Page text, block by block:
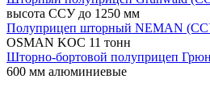
высота ССУ до 1250 мм
Полуприцеп шторный NEMAN
OSMAN KOC 11 тонн
Шторно-бортовой полуприцеп
600 мм алюминиевые